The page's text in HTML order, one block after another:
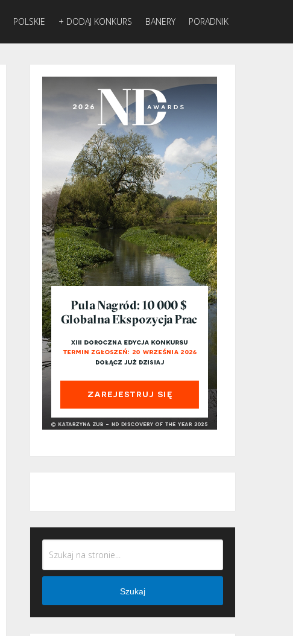
POLSKIE + DODAJ KONKURS BANERY PORADNIK
Szukaj